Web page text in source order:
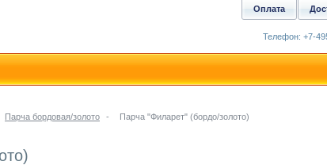
Парча бордовая/золото - Парча "Филарет" (бордо/золото)
Оплата
Телефон: +7-